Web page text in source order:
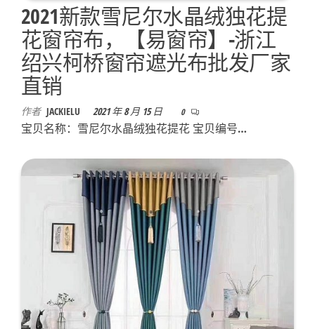
2021新款雪尼尔水晶绒独花提
花窗帘布，【易窗帘】-浙江
绍兴柯桥窗帘遮光布批发厂家
直销
作者 JACKIELU 2021 年 8 月 15 日 0
宝贝名称：雪尼尔水晶绒独花提花 宝贝编号…